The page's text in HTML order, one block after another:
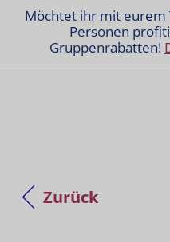
Möchtet ihr mit eurem
Personen
Gruppenrabatten!
Zurück